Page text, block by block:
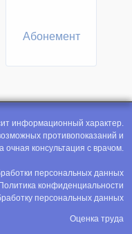
Абонемент
информационный характер.
противопоказаний и
консультация с врачом.
персональных данных
Политика конфиденциальности
персональных данных
Оценка труда